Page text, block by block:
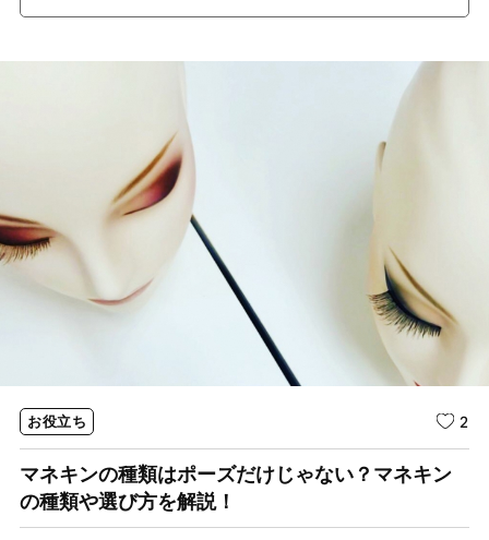
お役立ち 2
マネキンの種類はポーズだけじゃない？マネキン
の種類や選び方を解説！